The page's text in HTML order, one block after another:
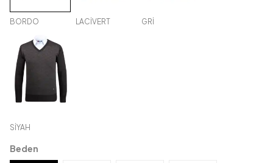
BORDO LACİVERT GRİ
SİYAH
Beden